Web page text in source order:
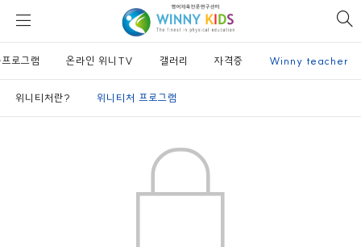
위
니
키
즈
로그램 온라인 위니TV 갤러리 자격증 Winny teacher
위니티처란? 위니티처 프로그램